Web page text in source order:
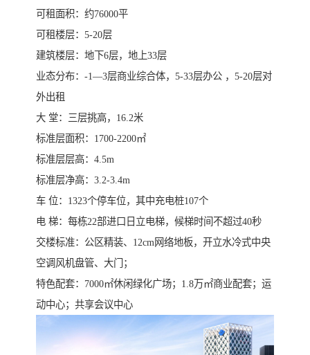
可租面积：约76000平
可租楼层：5-20层
建筑楼层：地下6层，地上33层
业态分布：-1—3层商业综合体，5-33层办公 ，5-20层对
外出租
大 堂：三层挑高，16.2米
标准层面积：1700-2200㎡
标准层层高：4.5m
标准层净高：3.2-3.4m
车 位：1323个停车位，其中充电桩107个
电 梯：每栋22部进口日立电梯，候梯时间不超过40秒
交楼标准：公区精装、12cm网络地板，开立水冷式中央
空调风机盘管、大门；
特色配套：7000㎡休闲绿化广场；1.8万㎡商业配套；运
动中心；共享会议中心